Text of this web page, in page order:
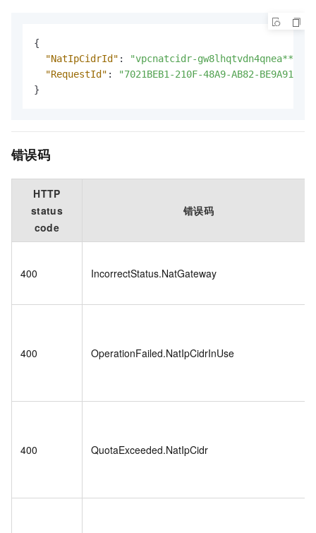
{
"NatIpCidrId" : "vpcnatcidr-gw8lhqtvdn4qnea****"
"RequestId" :
"7021BEB1-210F-48A9-AB82-
}
错误码
HTTP
status
code
错误码
400 IncorrectStatus.NatGateway
400 OperationFailed.NatIpCidrInUse
400 QuotaExceeded.NatIpCidr